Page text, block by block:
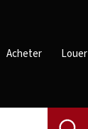
Acheter Louer